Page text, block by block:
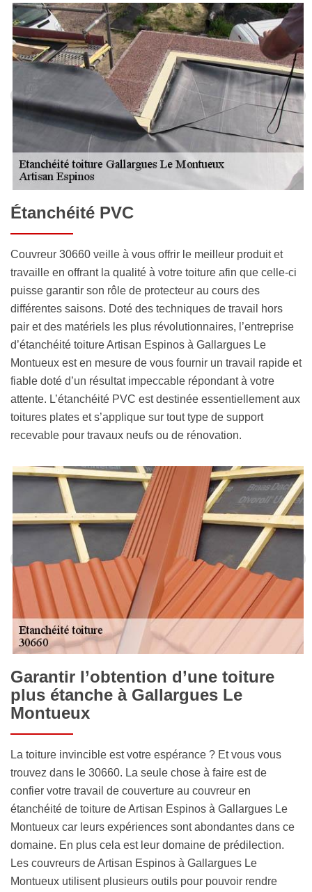
Étanchéité PVC
Couvreur 30660 veille à vous offrir le meilleur produit et
travaille en offrant la qualité à votre toiture afin que celle-ci
puisse garantir son rôle de protecteur au cours des
différentes saisons. Doté des techniques de travail hors
pair et des matériels les plus révolutionnaires, l’entreprise
d’étanchéité toiture Artisan Espinos à Gallargues Le
Montueux est en mesure de vous fournir un travail rapide et
fiable doté d’un résultat impeccable répondant à votre
attente. L’étanchéité PVC est destinée essentiellement aux
toitures plates et s’applique sur tout type de support
recevable pour travaux neufs ou de rénovation.
Garantir l’obtention d’une toiture
plus étanche à Gallargues Le
Montueux
La toiture invincible est votre espérance ? Et vous vous
trouvez dans le 30660. La seule chose à faire est de
confier votre travail de couverture au couvreur en
étanchéité de toiture de Artisan Espinos à Gallargues Le
Montueux car leurs expériences sont abondantes dans ce
domaine. En plus cela est leur domaine de prédilection.
Les couvreurs de Artisan Espinos à Gallargues Le
Montueux utilisent plusieurs outils pour pouvoir rendre